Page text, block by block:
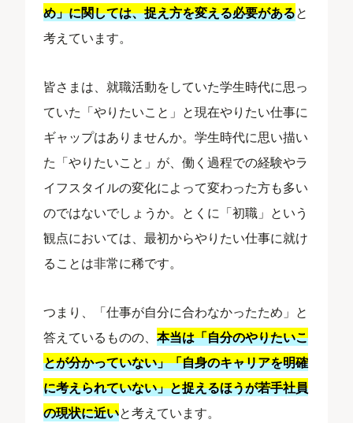
め」に関しては、捉え方を変える必要があると
考えています。
皆さまは、就職活動をしていた学生時代に思っ
ていた「やりたいこと」と現在やりたい仕事に
ギャップはありませんか。学生時代に思い描い
た「やりたいこと」が、働く過程での経験やラ
イフスタイルの変化によって変わった方も多い
のではないでしょうか。とくに「初職」という
観点においては、最初からやりたい仕事に就け
ることは非常に稀です。
つまり、「仕事が自分に合わなかったため」と
答えているものの、本当は「自分のやりたいこ
とが分かっていない」「自身のキャリアを明確
に考えられていない」と捉えるほうが若手社員
の現状に近いと考えています。